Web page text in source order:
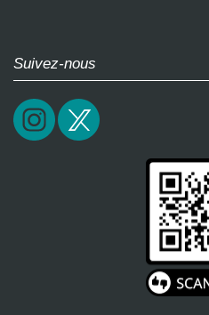
Suivez-nous